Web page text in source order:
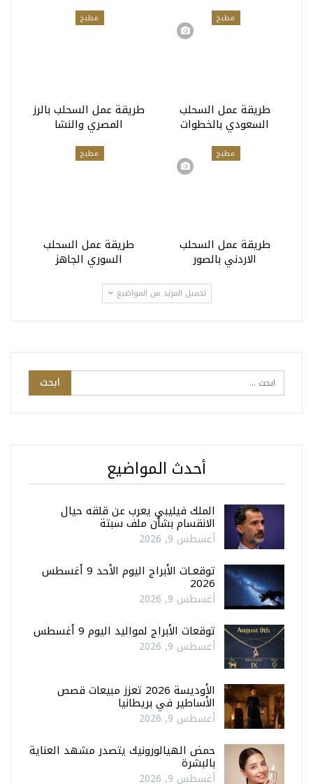
مطبخ
طريقة عمل السحلب
السعودي بالخطوات
مطبخ
طريقة عمل السحلب بالرز
المصري والنشا
مطبخ
طريقة عمل السحلب
الاردني بالصور
مطبخ
طريقة عمل السحلب
السوري الجاهز
تحميل المزيد من المواضيع
أحدث المواضيع
الملك فيليبي يعرب عن قلقه حيال
الانقسام بشأن ملف سبتة
أغسطس 9, 2026
توقعـات الأبراج اليوم الأحد 9 أغسطس
2026
أغسطس 9, 2026
توقعات الأبراج لمواليد اليوم 9 أغسطس
أغسطس 9, 2026
الأوديسة 2026 تعزز مبيعات قصص
الأساطير في بريطانيا
أغسطس 9, 2026
حمض الهيالورونيك يتصدر مشهد العناية
بالبشرة
أغسطس 9, 2026